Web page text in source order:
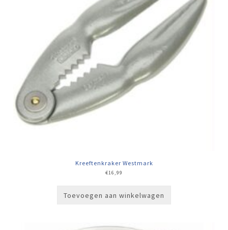
Kreeftenkraker Westmark
€16,99
Toevoegen aan winkelwagen